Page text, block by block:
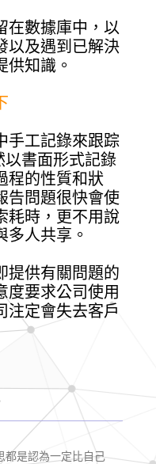
在數據庫中，以
以及遇到已解決
供知識。
手工記錄來跟踪
以書面形式記錄
程的性質和狀
告問題很快會使
耗時，更不用說
多人共享。
提供有關問題的
度要求公司使用
注定會失去客戶
都是認為一定比自己